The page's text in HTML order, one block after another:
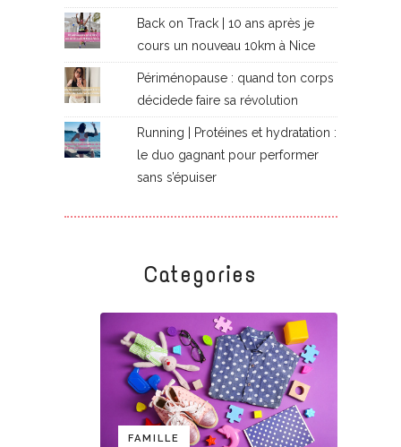
Back on Track | 10 ans après je
cours un nouveau 10km à Nice
Périménopause : quand ton corps
décidede faire sa révolution
Running | Protéines et hydratation :
le duo gagnant pour performer
sans s’épuiser
Categories
FAMILLE